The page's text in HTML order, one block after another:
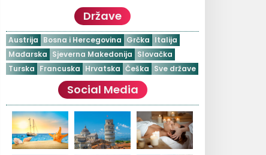
Države
Austrija Bosna i Hercegovina Grčka Italija
Mađarska Sjeverna Makedonija Slovačka
Turska Francuska Hrvatska Češka Sve države
Social Media